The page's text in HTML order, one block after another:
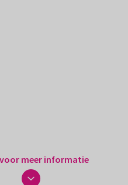
meer informatie